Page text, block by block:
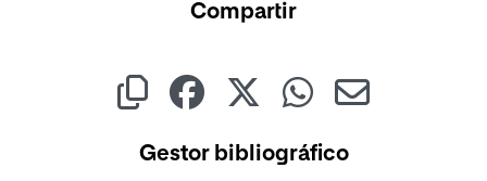
Compartir
Gestor bibliográfico